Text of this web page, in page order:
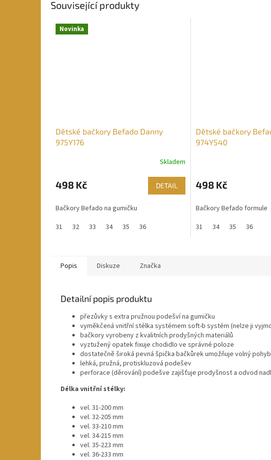
Související produkty
Novinka
Dětské bačkory Befado Danny
975Y176
Skladem
498 Kč DETAIL
Bačkory Befado na gumičku
31
32 33 34 35 36
Dětské bačkory
974Y540
498 Kč
Bačkory Befado formule
31
34 35 36
Popis Diskuze Značka
Detailní popis produktu
přezůvky s extra pružnou podešví na gumičku
vyměkčená vnitřní stélka systémem soft-b systém (nelze ji
bačkory vyrobeny z kvalitních prodyšných materiálů
vyztužený opatek fixuje chodidlo ve správné poloze
dostatečně široká pevná špička bačkůrek umožňuje volný
lehká, pružná, protiskluzová podešev
perforace (děrování) podešve zajišťuje prodyšnost a odvod
Délka vnitřní stélky:
vel. 31-200 mm
vel. 32-205 mm
vel. 33-210 mm
vel. 34-215 mm
vel. 35-223 mm
vel. 36-233 mm